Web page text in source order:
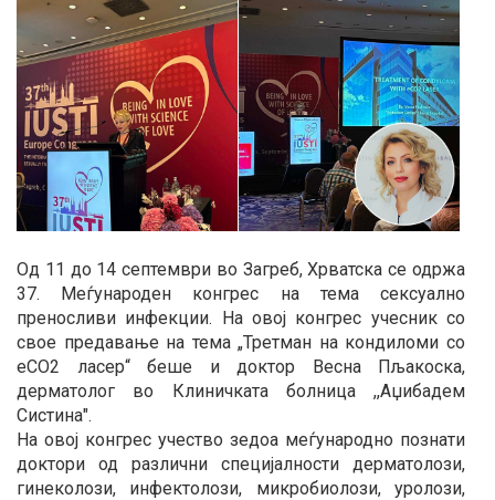
Од 11 до 14 септември во Загреб, Хрватска се одржа
37. Меѓународен конгрес на тема сексуално
преносливи инфекции. На овој конгрес учесник со
свое предавање на тема „Третман на кондиломи со
еCO2 ласер“ беше и доктор Весна Пљакоска,
дерматолог во Клиничката болница ,,Аџибадем
Систина".
На овој конгрес учество зедоа меѓународно познати
доктори од различни специјалности дерматолози,
гинеколози, инфектолози, микробиолози, уролози,